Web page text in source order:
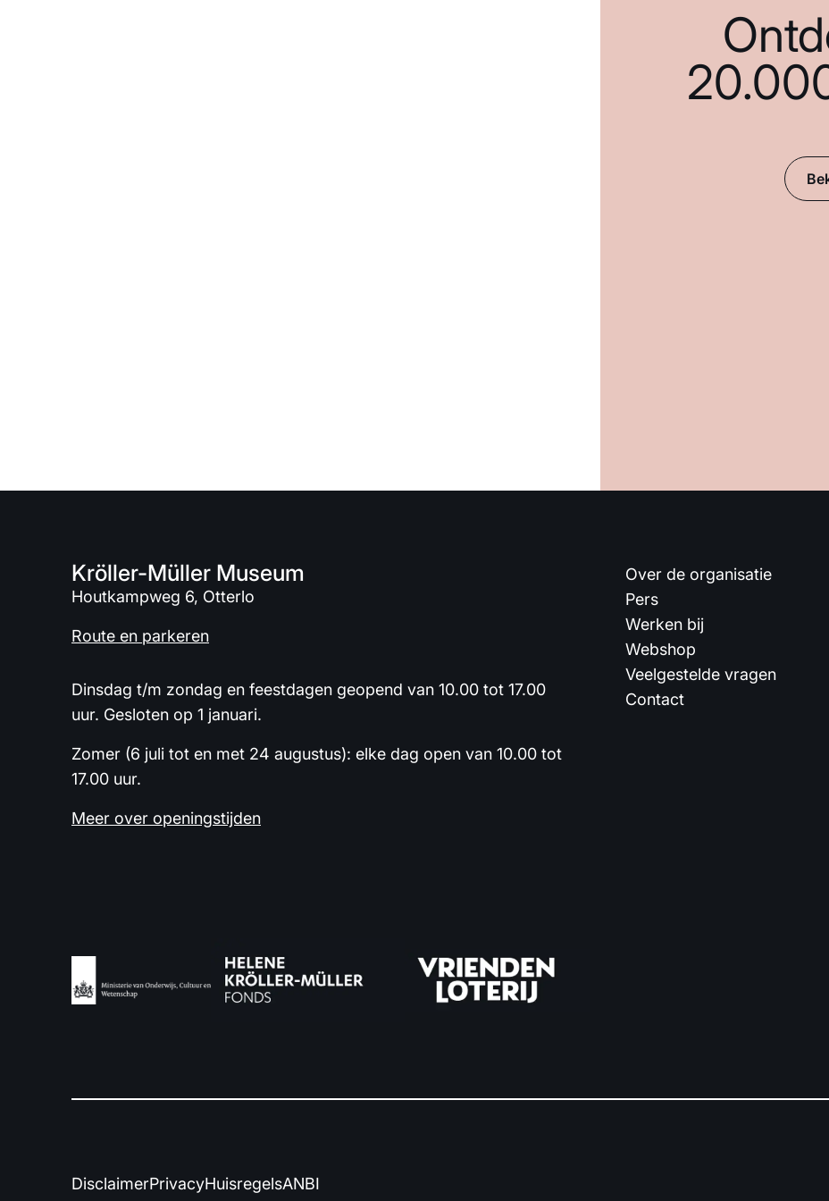
Kröller-Müller Museum
Houtkampweg 6, Otterlo
Route en parkeren
Dinsdag t/m zondag en feestdagen geopend van 10.00 tot 17.00
uur. Gesloten op 1 januari.
Zomer (6 juli tot en met 24 augustus): elke dag open van 10.00 tot
17.00 uur.
Meer over openingstijden
Over de organisatie
Pers
Werken bij
Webshop
Veelgestelde vragen
Contact
DisclaimerPrivacyHuisregelsANBI